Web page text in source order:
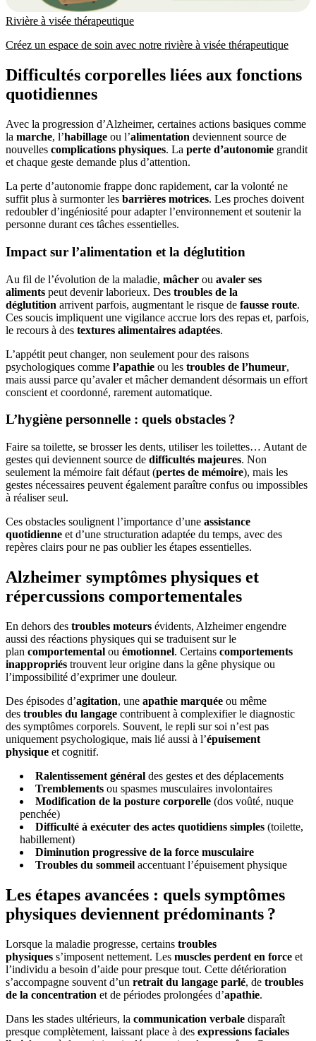
Rivière à visée thérapeutique
Créez un espace de soin avec notre rivière à visée thérapeutique
Difficultés corporelles liées aux fonctions
quotidiennes
Avec la progression d’Alzheimer, certaines actions basiques comme
la marche, l’habillage ou l’alimentation deviennent source de
nouvelles complications physiques. La perte d’autonomie grandit
et chaque geste demande plus d’attention.
La perte d’autonomie frappe donc rapidement, car la volonté ne
suffit plus à surmonter les barrières motrices. Les proches doivent
redoubler d’ingéniosité pour adapter l’environnement et soutenir la
personne durant ces tâches essentielles.
Impact sur l’alimentation et la déglutition
Au fil de l’évolution de la maladie, mâcher ou avaler ses
aliments peut devenir laborieux. Des troubles de la
déglutition arrivent parfois, augmentant le risque de fausse route.
Ces soucis impliquent une vigilance accrue lors des repas et, parfois,
le recours à des textures alimentaires adaptées.
L’appétit peut changer, non seulement pour des raisons
psychologiques comme l’apathie ou les troubles de l’humeur,
mais aussi parce qu’avaler et mâcher demandent désormais un effort
conscient et coordonné, rarement automatique.
L’hygiène personnelle : quels obstacles ?
Faire sa toilette, se brosser les dents, utiliser les toilettes… Autant de
gestes qui deviennent source de difficultés majeures. Non
seulement la mémoire fait défaut (pertes de mémoire), mais les
gestes nécessaires peuvent également paraître confus ou impossibles
à réaliser seul.
Ces obstacles soulignent l’importance d’une assistance
quotidienne et d’une structuration adaptée du temps, avec des
repères clairs pour ne pas oublier les étapes essentielles.
Alzheimer symptômes physiques et
répercussions comportementales
En dehors des troubles moteurs évidents, Alzheimer engendre
aussi des réactions physiques qui se traduisent sur le
plan comportemental ou émotionnel. Certains comportements
inappropriés trouvent leur origine dans la gêne physique ou
l’impossibilité d’exprimer une douleur.
Des épisodes d’agitation, une apathie marquée ou même
des troubles du langage contribuent à complexifier le diagnostic
des symptômes corporels. Souvent, le repli sur soi n’est pas
uniquement psychologique, mais lié aussi à l’épuisement
physique et cognitif.
Ralentissement général des gestes et des déplacements
Tremblements ou spasmes musculaires involontaires
Modification de la posture corporelle (dos voûté, nuque
penchée)
Difficulté à exécuter des actes quotidiens simples (toilette,
habillement)
Diminution progressive de la force musculaire
Troubles du sommeil accentuant l’épuisement physique
Les étapes avancées : quels symptômes
physiques deviennent prédominants ?
Lorsque la maladie progresse, certains troubles
physiques s’imposent nettement. Les muscles perdent en force et
l’individu a besoin d’aide pour presque tout. Cette détérioration
s’accompagne souvent d’un retrait du langage parlé, de troubles
de la concentration et de périodes prolongées d’apathie.
Dans les stades ultérieurs, la communication verbale disparaît
presque complètement, laissant place à des expressions faciales